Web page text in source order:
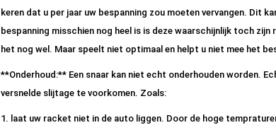
keren dat u per jaar uw bespanning zou moeten vervangen. Dit
bespanning misschien nog heel is is deze waarschijnlijk toch
het nog wel. Maar speelt niet optimaal en helpt u niet mee het
**Onderhoud:** Een snaar kan niet echt onderhouden worden.
versnelde slijtage te voorkomen. Zoals:
1. laat uw racket niet in de auto liggen. Door de hoge